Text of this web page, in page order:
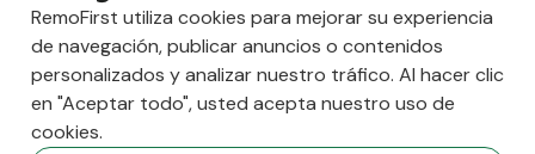
Guía para obtener el visado para la India
Guía sobre visados para Portugal
Guía sobre visados para Alemania
Guía de visados para Colombia
Guía sobre visados para Filipinas
RemoFirst utiliza cookies para mejorar su experiencia
de navegación, publicar anuncios o contenidos
personalizados y analizar nuestro tráfico. Al hacer clic
en "Aceptar todo", usted acepta nuestro uso de
cookies.